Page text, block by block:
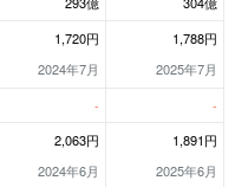
1,720円
2024年7月
1,788円
2025年7月
- -
2,063円
2024年6月
1,891円
2025年6月